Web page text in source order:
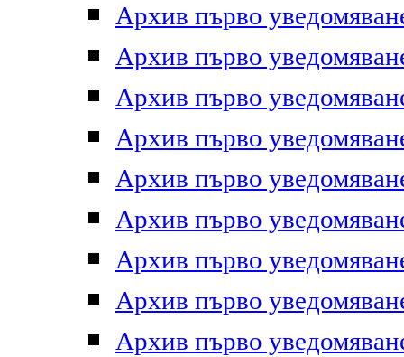
Архив първо
Архив първо
Архив първо
Архив първо
Архив първо
Архив първо
Архив първо
Архив първо
Архив първо